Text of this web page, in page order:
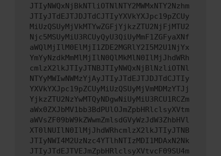
JTIyNWQxNjBkNTliOTNlNTY2MWMxNTY2Nzhm
JTIyJTdEJTJDJTdCJTIyYXVkYXJpc19pZCUy
MiUzQSUyMjVkMTYwZGFjYjkzZTU2NjFjMTU2
Njc5MSUyMiU3RCUyQyU3QiUyMmF1ZGFyaXNf
aWQlMjIlM0ElMjI1ZDE2MGRlY2I5M2U1NjYx
YmYyNzdkMmMlMjIlN0QlMkMlN0IlMjJhdWRh
cmlzX2lkJTIyJTNBJTIyNWQxNjBlNzliOTNl
NTYyMWIwNWMzYjAyJTIyJTdEJTJDJTdCJTIy
YXVkYXJpc19pZCUyMiUzQSUyMjVmMDMzYTJj
YjkzZTU2NzYwMTQyNDgwNiUyMiU3RCU1RCZm
aWx0ZXJbMV1bb3BdPUlOJmZpbHRlclsyXVtm
aWVsZF09bW9kZWwmZmlsdGVyWzJdW3ZhbHVl
XT0lNUIlN0IlMjJhdWRhcmlzX2lkJTIyJTNB
JTIyNWI4M2UzNzc4YTlhNTIzMDI1MDAxN2Nk
JTIyJTdEJTVEJmZpbHRlclsyXVtvcF09SU4m